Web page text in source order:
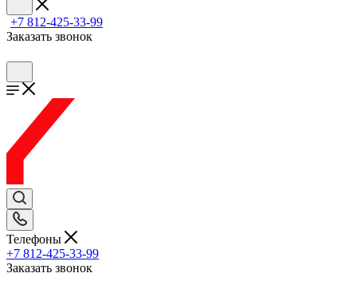
+7 812-425-33-99
Заказать звонок
Телефоны
+7 812-425-33-99
Заказать звонок